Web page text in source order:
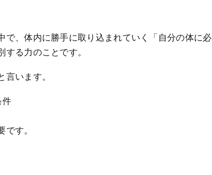
で、体内に勝手に取り込まれていく「自分の体に必
る力のことです。
います。
件
す。